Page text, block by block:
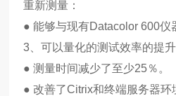
重新测量：
● 能够与现有Datacolor 600仪
3、可以量化的测试效率的提升
● 测量时间减少了至少25％。
● 改善了Citrix和终端服务器环